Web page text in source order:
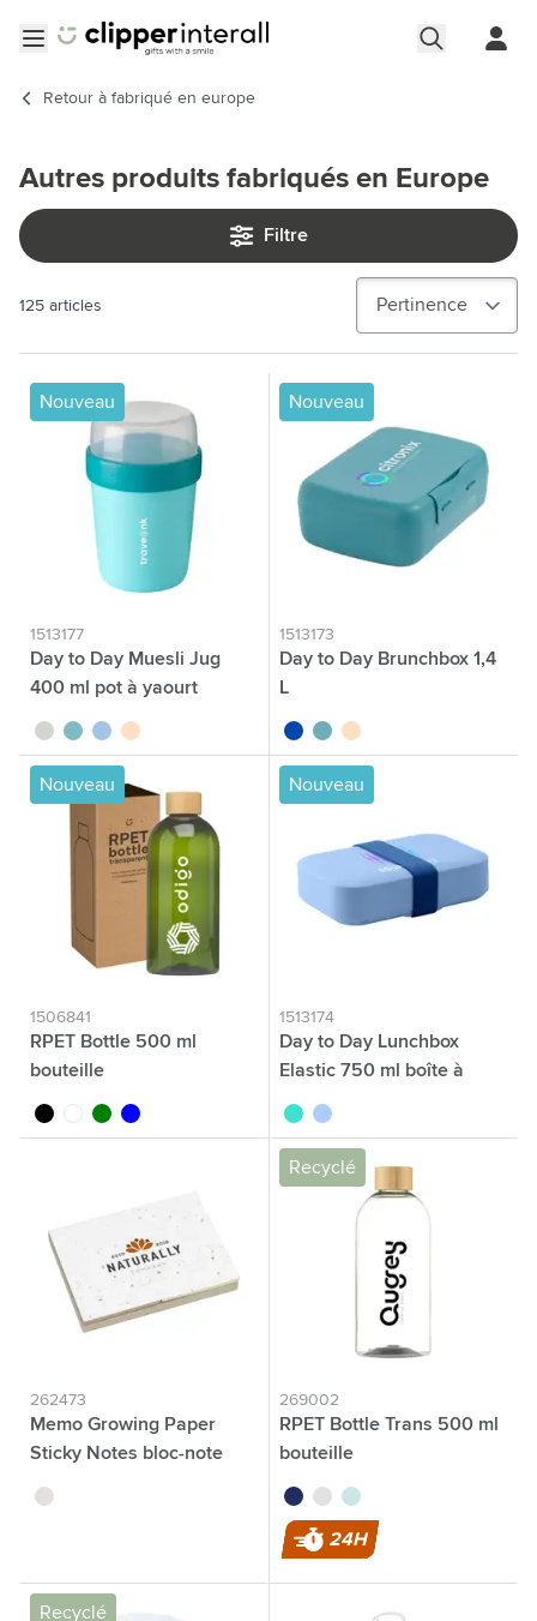
Retour à fabriqué en europe
Autres produits fabriqués en Europe
Filtre
125 articles
Nouveau
1513177
Day to Day Muesli Jug
400 ml pot à yaourt
vert tilleul
vert bleu beige
Nouveau
1513173
Day to Day Brunchbox 1,4
L
bleu cobalt
vert beige
Nouveau
1506841
RPET Bottle 500 ml
bouteille
noir translucide
vert bleu
Nouveau
1513174
Day to Day Lunchbox
Elastic 750 ml boîte à
turquoise
bleu
262473
Memo Growing Paper
Sticky Notes bloc-note
brun
Recyclé
269002
RPET Bottle Trans 500 ml
bouteille
noir translucide
bleu
24H
Recyclé